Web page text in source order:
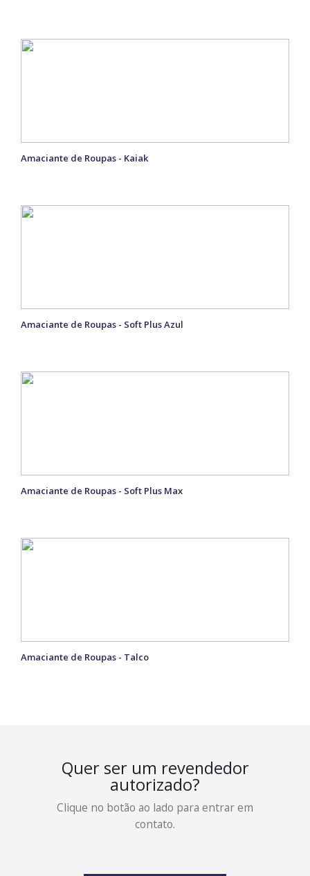
Amaciante de Roupas - Kaiak
Amaciante de Roupas - Soft Plus Azul
Amaciante de Roupas - Soft Plus Max
Amaciante de Roupas - Talco
Quer ser um revendedor
autorizado?
Clique no botão ao lado para entrar em
contato.